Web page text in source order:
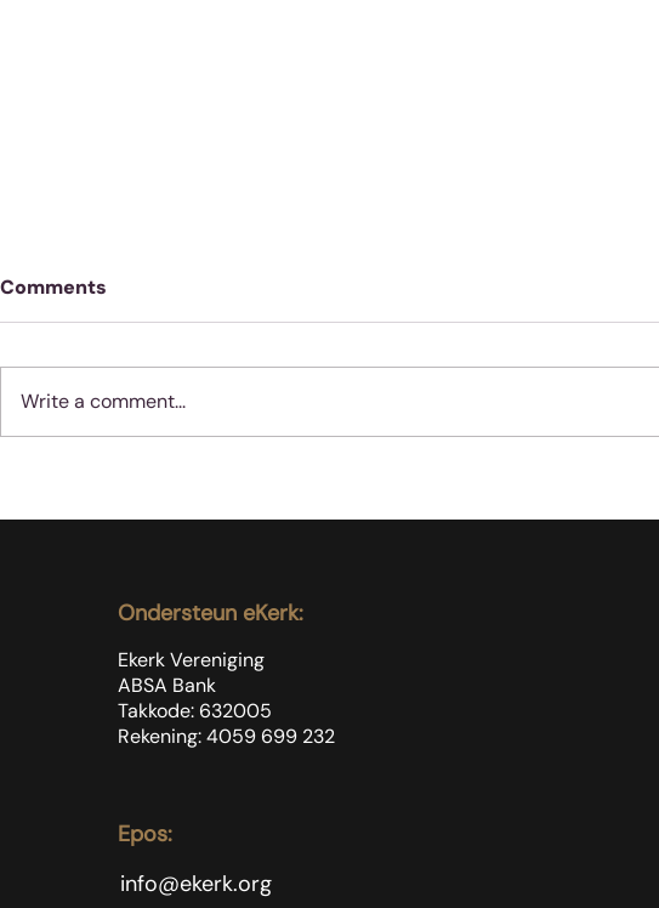
Comments
Write a comment...
Ondersteun eKerk:
Ekerk Vereniging
ABSA Bank
Takkode: 632005
Rekening: 4059 699 232
Epos:
info@ekerk.org